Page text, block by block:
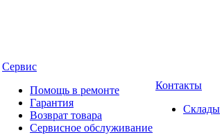
Сервис
Помощь в ремонте
Гарантия
Возврат товара
Сервисное обслуживание
Контакты
Склады